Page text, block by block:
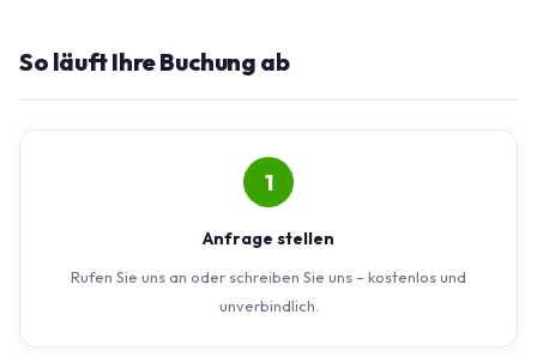
So läuft Ihre Buchung ab
1
Anfrage stellen
Rufen Sie uns an oder schreiben Sie uns – kostenlos und
unverbindlich.